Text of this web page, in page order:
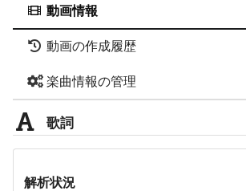
動画情報
動画の作成履歴
楽曲情報の管理
歌詞
解析状況